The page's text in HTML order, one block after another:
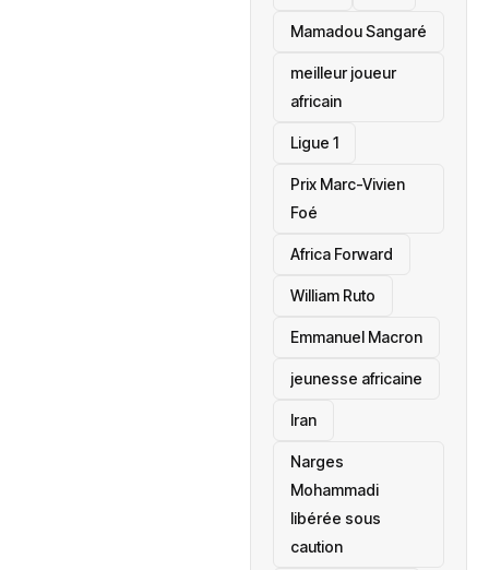
Mamadou Sangaré
meilleur joueur
africain
Ligue 1
Prix Marc-Vivien
Foé
‎Africa Forward
William Ruto
Emmanuel Macron
jeunesse africaine
‎Iran
Narges
Mohammadi
libérée sous
caution